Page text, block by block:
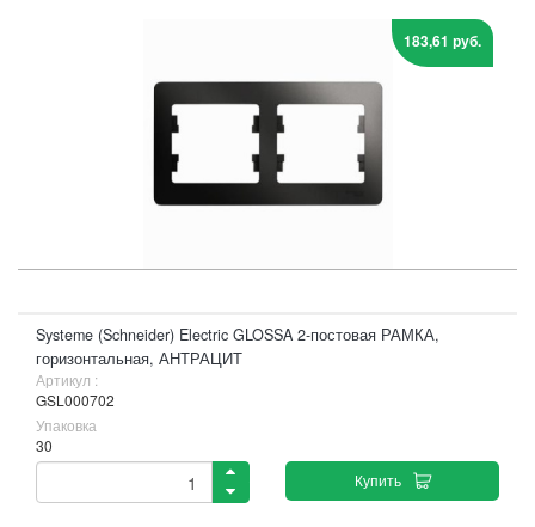
183,61 руб.
Systeme (Schneider) Electric GLOSSA 2-постовая РАМКА,
горизонтальная, АНТРАЦИТ
Артикул :
GSL000702
Упаковка
30
Купить